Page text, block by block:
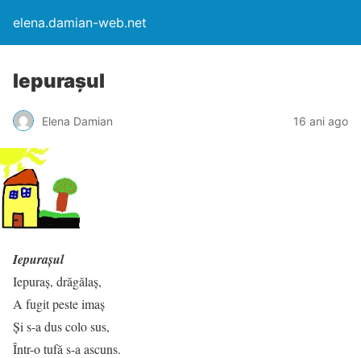
elena.damian-web.net
Iepuraşul
Elena Damian 16 ani ago
Iepuraşul
Iepuraş, drăgălaş,
A fugit peste imaş
Şi s-a dus colo sus,
Într-o tufă s-a ascuns.